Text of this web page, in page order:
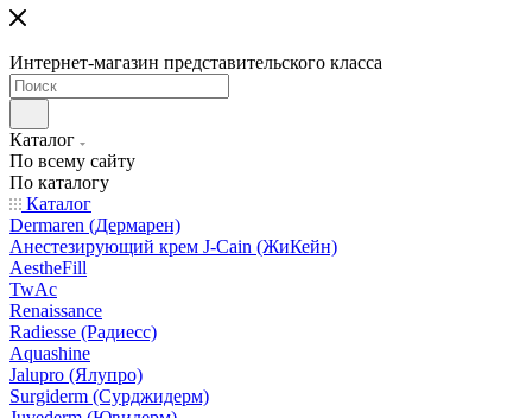
Интернет-магазин представительского класса
Каталог
По всему сайту
По каталогу
Каталог
Dermaren (Дермарен)
Анестезирующий крем J-Cain (ЖиКейн)
AestheFill
TwAc
Renaissance
Radiesse (Радиесс)
Aquashine
Jalupro (Ялупро)
Surgiderm (Сурджидерм)